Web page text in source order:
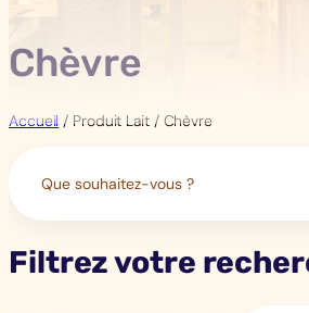
Chèvre
Accueil / Produit Lait / Chèvre
for:
Filtrez votre